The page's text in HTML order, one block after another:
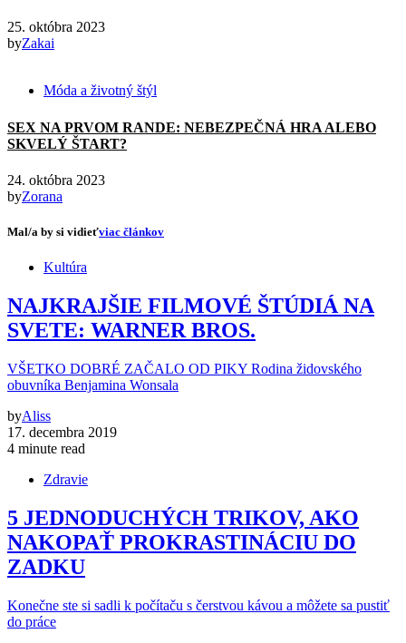
25. októbra 2023
byZakai
Móda a životný štýl
SEX NA PRVOM RANDE: NEBEZPEČNÁ HRA ALEBO
SKVELÝ ŠTART?
24. októbra 2023
byZorana
Mal/a by si vidieťviac článkov
Kultúra
NAJKRAJŠIE FILMOVÉ ŠTÚDIÁ NA
SVETE: WARNER BROS.
VŠETKO DOBRÉ ZAČALO OD PIKY Rodina židovského
obuvníka Benjamina Wonsala
byAliss
17. decembra 2019
4 minute read
Zdravie
5 JEDNODUCHÝCH TRIKOV, AKO
NAKOPAŤ PROKRASTINÁCIU DO
ZADKU
Konečne ste si sadli k počítaču s čerstvou kávou a môžete sa pustiť
do práce